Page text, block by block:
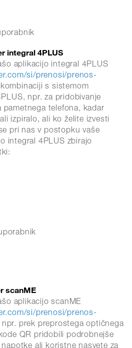
integral 4PLUS
aplikacijo integral 4PLUS
si/prenosi/prenos-
s sistemom
npr. za pridobivanje
pametnega telefona, kadar
izpiralo, ali ko želite izvesti
pri nas v postopku vaše
integral 4PLUS zbirajo
scanME
aplikacijo scanME
si/prenosi/prenos-
npr. prek preprostega optičnega
QR pridobili podrobnejše
ali koristne nasvete za